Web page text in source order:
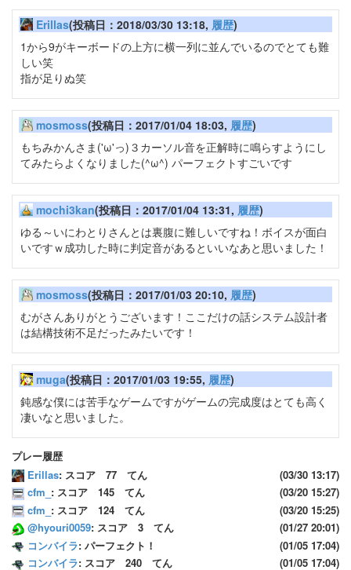
Erillas(投稿日：2018/03/30 13:18, 履歴)
1から9がキーボードの上方に横一列に並んでいるのでとても難
しい笑
指が足りぬ笑
mosmoss(投稿日：2017/01/04 18:03, 履歴)
もちみかんさま('ω'っ)３カーソル音を正解時に鳴らすようにし
てみたらよくなりました(^ω^) パーフェクトすごいです
mochi3kan(投稿日：2017/01/04 13:31, 履歴)
ゆる～いにわとりさんとは裏腹に難しいですね！ボイスが面白
いですｗ成功した時に判定音があるといいなあと思いました！
mosmoss(投稿日：2017/01/03 20:10, 履歴)
むがさんありがとうございます！ここだけの話システム設計者
は結構技術不足だったみたいです！
muga(投稿日：2017/01/03 19:55, 履歴)
鈍感な僕には苦手なゲームですがゲームの完成度はとても高く
凄いなと思いました。
プレー履歴
Erillas: スコア 77 てん
(03/30 13:17)
cfm_ : スコア 145 てん
(03/20 15:27)
cfm_ : スコア 124 てん
(03/20 15:25)
@hyouri0059: スコア 3 てん
(01/27 20:01)
コンバイラ: パーフェクト！
(01/05 17:04)
コンバイラ: スコア 240 てん (01/05 17:04)